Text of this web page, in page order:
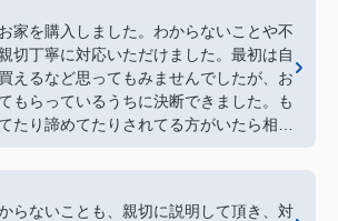
家を購入しました。わからないことや不
切丁寧に対応いただけました。最初は自
えるなど思ってもみませんでしたが、お
もらっているうちに決断できました。も
たり諦めてたりされてる方がいたら相談
てみてもいいと思います。
らないことも、親切に説明して頂き、対